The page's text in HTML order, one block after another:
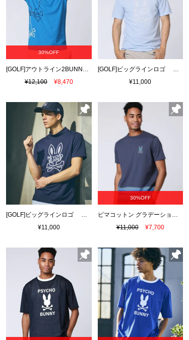
30%OFF
¥12,100
¥8,470
¥11,000
[GOLF]ビッグラインロゴ ドライミニワッフル モックネックTシャツ
¥11,000
30%OFF
ピマコットン グラデーションボーダー Tシャツ
¥11,000
¥7,700